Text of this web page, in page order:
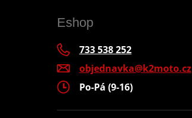
Eshop
733 538 252
objednavka@k2moto.cz
Po-Pá (9-16)